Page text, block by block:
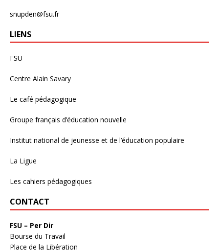
snupden@fsu.fr
LIENS
FSU
Centre Alain Savary
Le café pédagogique
Groupe français d’éducation nouvelle
Institut national de jeunesse et de l’éducation populaire
La Ligue
Les cahiers pédagogiques
CONTACT
FSU – Per Dir
Bourse du Travail
Place de la Libération